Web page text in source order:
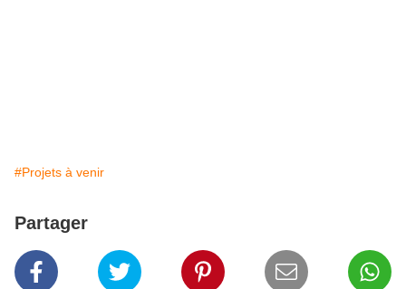
#Projets à venir
Partager